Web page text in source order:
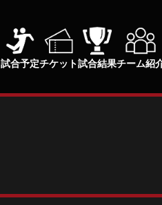
試合予定チケット試合結果チーム紹